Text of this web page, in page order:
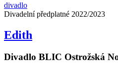
divadlo
Divadelní předplatné 2022/2023
Edith
Divadlo BLIC Ostrožská